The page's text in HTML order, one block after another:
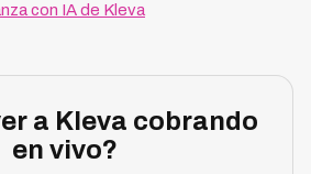
con IA de Kleva
a Kleva cobrando
en vivo?